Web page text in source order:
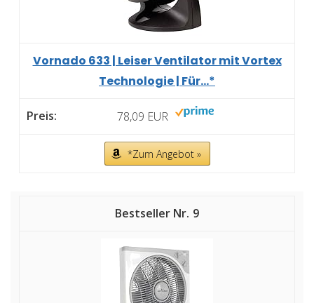
Vornado 633 | Leiser Ventilator mit Vortex
Technologie | Für...*
78,09 EUR
*Zum Angebot »
9